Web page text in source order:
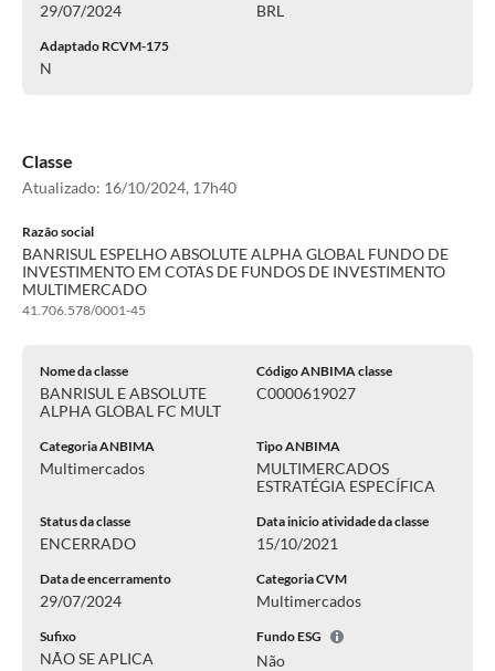
29/07/2024 BRL
Adaptado RCVM-175
N
Classe
Atualizado: 16/10/2024, 17h40
Razão social
BANRISUL ESPELHO ABSOLUTE ALPHA GLOBAL FUNDO DE
INVESTIMENTO EM COTAS DE FUNDOS DE INVESTIMENTO
MULTIMERCADO
41.706.578/0001-45
Nome da classe
BANRISUL E ABSOLUTE
ALPHA GLOBAL FC MULT
Código ANBIMA classe
C0000619027
Categoria ANBIMA
Multimercados
Tipo ANBIMA
MULTIMERCADOS
ESTRATÉGIA ESPECÍFICA
Status da classe
ENCERRADO
Data inicio atividade da classe
15/10/2021
Data de encerramento
29/07/2024
Categoria CVM
Multimercados
Sufixo
NÃO SE APLICA
Fundo ESG
Não